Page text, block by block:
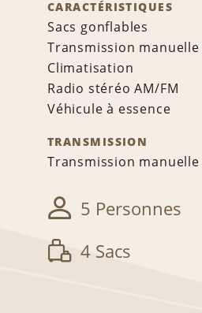
CARACTÉRISTIQUES
Sacs gonflables
Transmission manuelle
Climatisation
Radio stéréo AM/FM
Véhicule à essence
TRANSMISSION
Transmission manuelle
5 Personnes
4 Sacs